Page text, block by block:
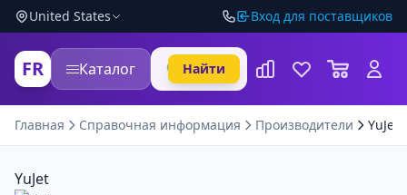
United States Вход для поставщиков
FR Каталог Найти
Главная Справочная информация Производители YuJet
YuJet